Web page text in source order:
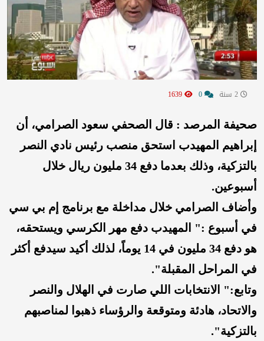
صحيفة المرصد : قال الصحفي سعود الصرامي، أن
إبراهيم المهيدب استحق منصب رئيس نادي النصر
بالتزكية، وذلك بعدما دفع 34 مليون ريال خلال
أسبوعين.
وأضاف الصرامي خلال مداخلة مع برنامج إم بي سي
في أسبوع :" المهيدب دفع مهر الكرسي ويستحقه،
هو دفع 34 مليون في 14 يوماً، لذلك أكيد سيدفع أكثر
في المراحل المقبلة".
وتابع:" الانتخابات اللي صارت في الهلال والنصر
والاتحاد، هادئة ومتوقعة والرؤساء ذهبوا لمناصبهم
بالتزكية".